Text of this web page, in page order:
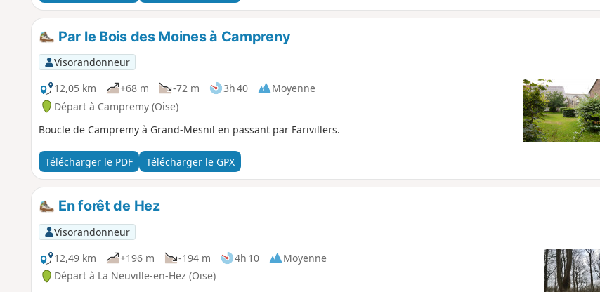
Par le Bois des Moines à Campreny
Visorandonneur
12,05 km
+68 m -72 m 3h 40
Moyenne
Départ à Campremy (Oise)
Boucle de Campremy à Grand-Mesnil en passant par Farivillers.
Télécharger le PDF Télécharger le GPX
En forêt de Hez
Visorandonneur
12,49 km
+196 m -194 m 4h 10
Moyenne
Départ à La Neuville-en-Hez (Oise)